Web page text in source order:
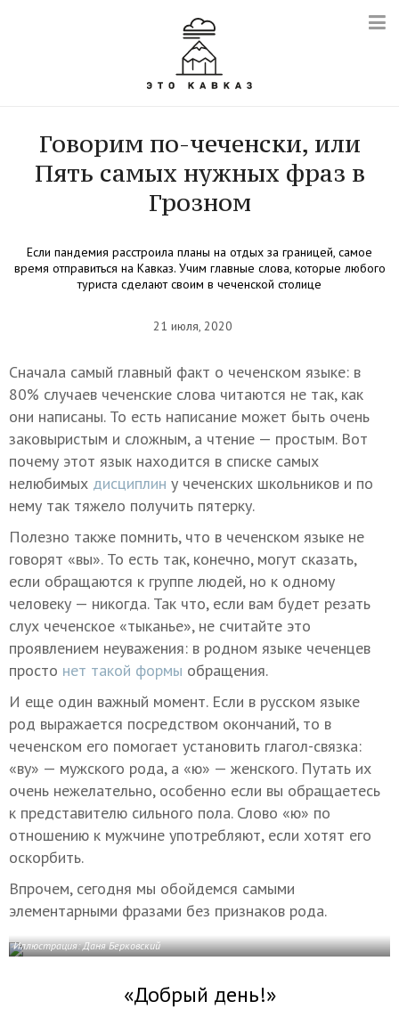
Говорим по-чеченски, или
Пять самых нужных фраз в
Грозном
Если пандемия расстроила планы на отдых за границей, самое
время отправиться на Кавказ. Учим главные слова, которые любого
туриста сделают своим в чеченской столице
21 июля, 2020
Сначала самый главный факт о чеченском языке: в
80% случаев чеченские слова читаются не так, как
они написаны. То есть написание может быть очень
заковыристым и сложным, а чтение — простым. Вот
почему этот язык находится в списке самых
нелюбимых дисциплин у чеченских школьников и по
нему так тяжело получить пятерку.
Полезно также помнить, что в чеченском языке не
говорят «вы». То есть так, конечно, могут сказать,
если обращаются к группе людей, но к одному
человеку — никогда. Так что, если вам будет резать
слух чеченское «тыканье», не считайте это
проявлением неуважения: в родном языке чеченцев
просто нет такой формы обращения.
И еще один важный момент. Если в русском языке
род выражается посредством окончаний, то в
чеченском его помогает установить глагол-связка:
«ву» — мужского рода, а «ю» — женского. Путать их
очень нежелательно, особенно если вы обращаетесь
к представителю сильного пола. Слово «ю» по
отношению к мужчине употребляют, если хотят его
оскорбить.
Впрочем, сегодня мы обойдемся самыми
элементарными фразами без признаков рода.
Иллюстрация: Даня Берковский
«Добрый день!»